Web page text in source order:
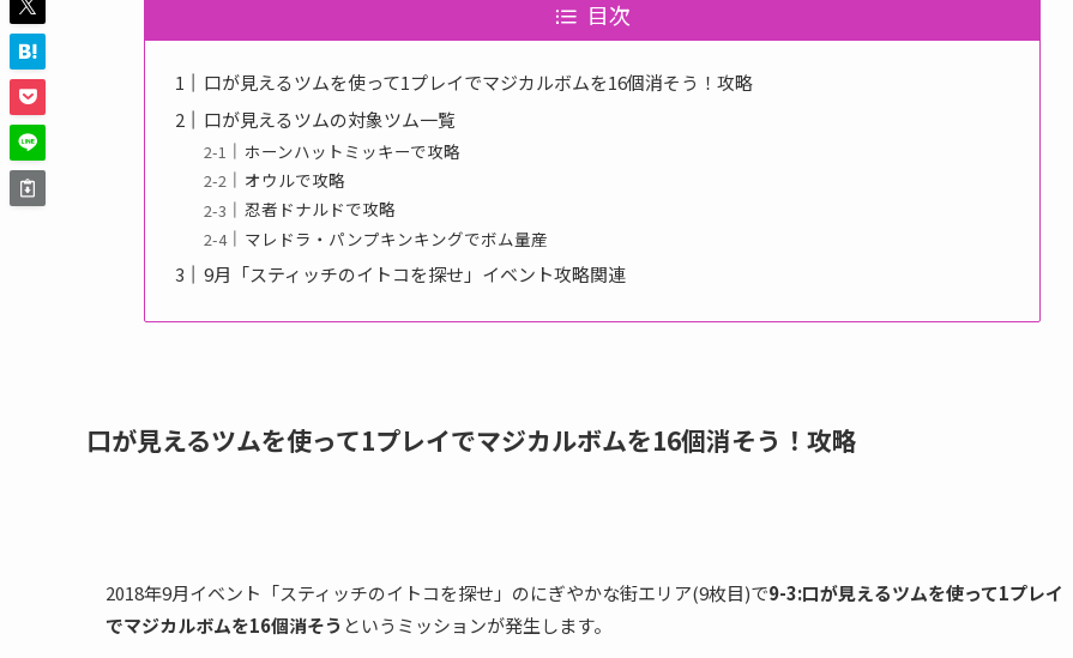
目次
口が見えるツムを使って1プレイでマジカルボムを16個消そう！攻略
口が見えるツムの対象ツム一覧
ホーンハットミッキーで攻略
オウルで攻略
忍者ドナルドで攻略
マレドラ・パンプキンキングでボム量産
9月「スティッチのイトコを探せ」イベント攻略関連
口が見えるツムを使って1プレイでマジカルボムを16個消そう！攻略
2018年9月イベント「スティッチのイトコを探せ」のにぎやかな街エリア(9枚目)で9-3:口が見えるツムを使って1プレイ
でマジカルボムを16個消そう というミッションが発生します。